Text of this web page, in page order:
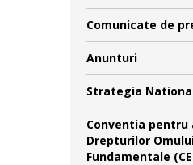
Comunicate de
Anunturi
Strategia
Conventia pentru
Drepturilor
Fundamentale